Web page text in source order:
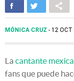
MÓNICA CRUZ 12 OCT
La cantante
fans que puede